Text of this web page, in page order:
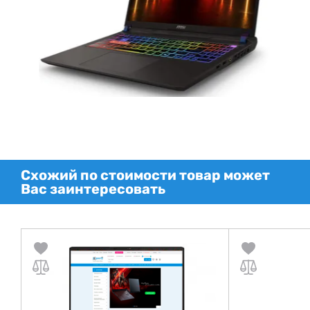
Схожий по стоимости товар может
Вас заинтересовать